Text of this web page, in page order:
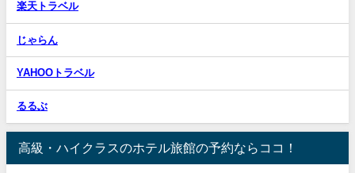
楽天トラベル
じゃらん
YAHOOトラベル
るるぶ
高級・ハイクラスのホテル旅館の予約ならココ！